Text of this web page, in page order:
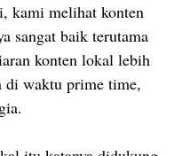
kami melihat konten
sangat baik terutama
konten lokal lebih
di waktu prime time,